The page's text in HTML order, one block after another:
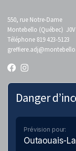
550, rue Notre-Dame
Montebello (Québec) J0V
Téléphone 819 423-5123
greffiere.adj
Danger
Prévision pour:
Outaouais-